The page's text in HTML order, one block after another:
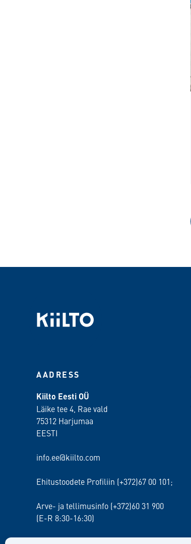
AADRESS
Kiilto Eesti OÜ
Läike tee 4, Rae vald
75312 Harjumaa
EESTI
info.ee@kiilto.com
Ehitustoodete Profiliin (+372)67 00 101;
Arve- ja tellimusinfo (+372)60 31 900
(E-R 8:30-16:30)